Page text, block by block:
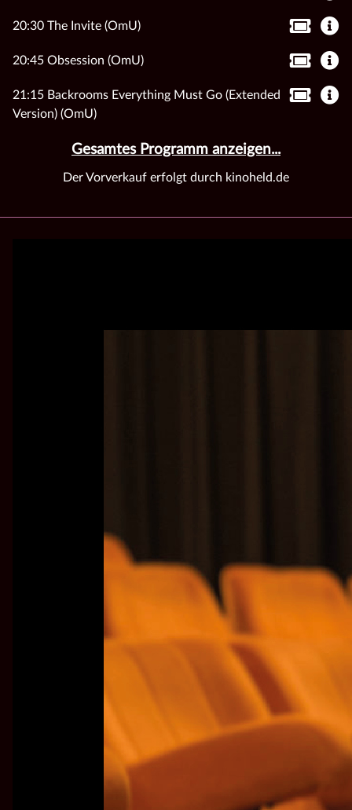
20:30 The Invite (OmU)
20:45 Obsession (OmU)
21:15 Backrooms Everything Must Go (Extended
Version) (OmU)
Gesamtes Programm anzeigen...
Der Vorverkauf erfolgt durch kinoheld.de